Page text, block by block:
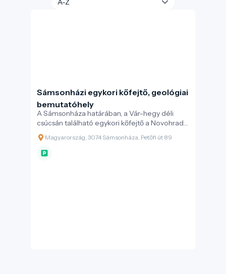
Sámsonházi egykori kőfejtő, geológiai
bemutatóhely
A Sámsonháza határában, a Vár-hegy déli
csúcsán található egykori kőfejtő a Novohrad–
Nógrád UNESCO Globális Geopark egyik
kiemelkedő geoturisztikai helyszíne.
Magyarország, 3074 Sámsonháza, Petőfi út 89